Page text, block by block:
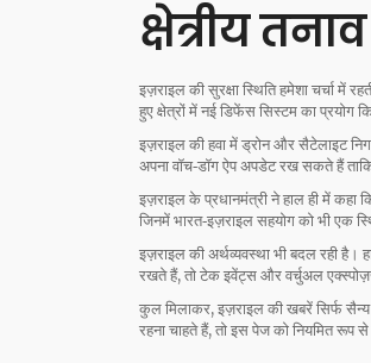
क्षेत्रीय
इज़राइल की सुरक्षा स्थिति हमेशा चर्चा
हुए क्षेत्रों में नई डिफेंस सिस्टम का प्रयोग
इज़राइल की हवा में ड्रोन और सैटेलाइट
अपना वॉच‑डॉग ऐप अपडेट रख सकते हैं
इज़राइल के प्रधानमंत्री ने हाल ही में कहा
जिनमें भारत‑इज़राइल सहयोग को भी एक
इज़राइल की अर्थव्यवस्था भी बदल रही है।
रखते हैं, तो टेक इवेंट्स और वर्चुअल
कुल मिलाकर, इज़राइल की खबरें सिर्फ सैन्य
रहना चाहते हैं, तो इस पेज को नियमित